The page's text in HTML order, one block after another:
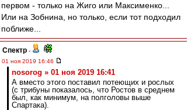
первом - только на Жиго или Максименко...
Или на Зобнина, но только, если тот подходил
поближе...
Спектр -
01 ноя 2019 16:46
nosorog » 01 ноя 2019 16:41
А вместо этого поставил потеющих и рослых
(с трибуны показалось, что Ростов в среднем
был, как минимум, на полголовы выше
Спартака).